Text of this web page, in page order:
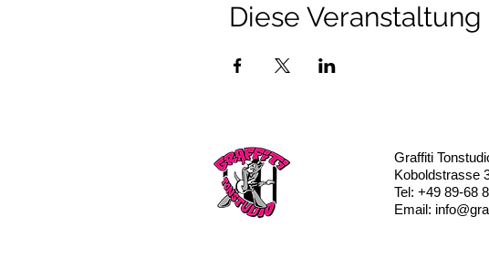
Diese
Graffiti
Koboldstrasse
Tel: +49 89-68
Email: